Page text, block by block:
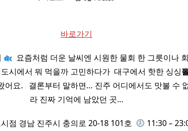
바로가기
요즘처럼 더운 날씨엔 시원한 물회 한 그릇이나
시에서 뭐 먹을까 고민하다가 ​ 대구에서 핫한 싱싱
어요. ​ ​ 결론부터 말하면… 진주 어디에서도 맛볼 수
라 진짜 기억에 남았던 곳…
점 경남 진주시 충의로 20-18 101호
11:30 –